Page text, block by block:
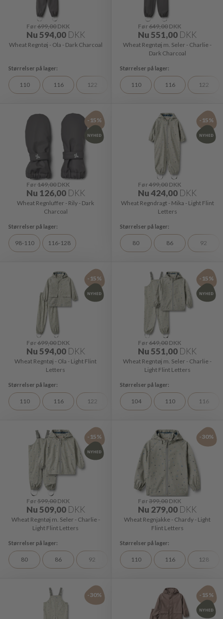
Før699,00DKK
Nu594,00 DKK
Wheat Regntøj - Ola - Dark Charcoal
110 116 122 128
Før649,00 DKK
Nu551,00 DKK
Wheat Regntøj m. Seler - Charlie -
Dark Charcoal
110 116 122
-15%
Før149,00DKK
Nu 126,00 DKK
Wheat Regnluffer - Rily - Dark
Charcoal
98-110 116-128
-15%
Før499,00 DKK
Nu424,00 DKK
Wheat Regndragt - Mika - Light Flint
Letters
80 86 92
-15%
Før699,00DKK
Nu594,00 DKK
Wheat Regntøj - Ola - Light Flint
Letters
110 116 122 128
-15%
Før649,00 DKK
Nu551,00 DKK
Wheat Regntøj m. Seler - Charlie -
Light Flint Letters
104 110 116
-15%
Før599,00DKK
Nu509,00 DKK
Wheat Regntøj m. Seler - Charlie -
Light Flint Letters
80 86 92
-30%
Før399,00 DKK
Nu 279,00 DKK
Wheat Regnjakke - Chardy - Light
Flint Letters
110 116 128
-30% -15%